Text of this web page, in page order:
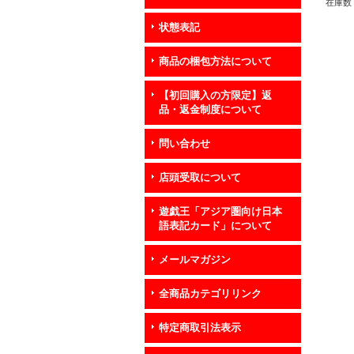
状態表記
商品の梱包方法について
【初回購入の方限定】返
品・返金制度について
問い合わせ
店頭受取について
遊戯王「アジア圏向け日本
語表記カード」について
メールマガジン
全商品カテゴリリンク
特定商取引法表示
在庫数